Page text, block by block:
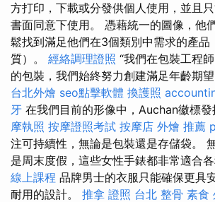
方打印，下載或分發供個人使用，並且
書面同意下使用。 憑藉統一的圖像，他
鬆找到滿足他們在3個類別中需求的產品
質）。 經絡調理證照 “我們在包裝工程
的包裝，我們始終努力創建滿足年齡期望
台北外燴 seo點擊軟體 換護照
牙 在我們目前的形像中，Auchan徽標發
摩執照 按摩證照考試 按摩店 外燴 推薦
注可持續性，無論是包裝還是存儲袋。
是周末度假，這些女性手錶都非常適合各
線上課程 品牌男士的衣服只能確保更具
耐用的設計。 推拿 證照 台北 整骨 素食